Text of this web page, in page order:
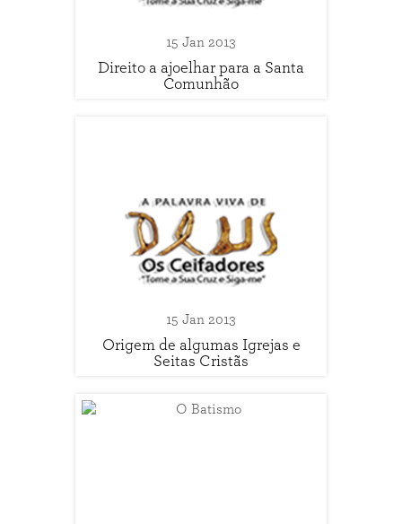
15 Jan 2013
Direito a ajoelhar para a Santa
Comunhão
15 Jan 2013
Origem de algumas Igrejas e
Seitas Cristãs